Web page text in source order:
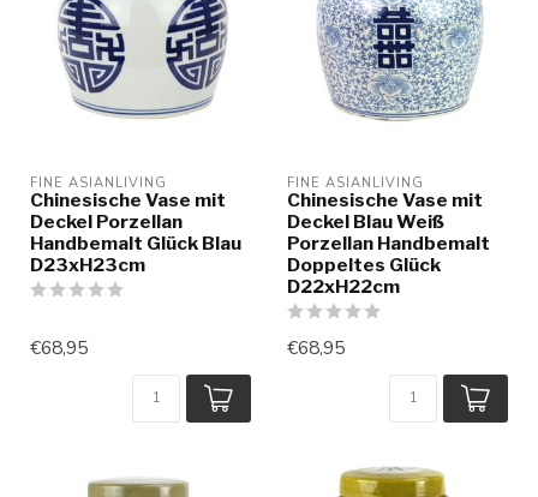
FINE ASIANLIVING
Chinesische Vase mit
Deckel Porzellan
Handbemalt Glück Blau
D23xH23cm
€68,95
FINE ASIANLIVING
Chinesische Vase mit
Deckel Blau Weiß
Porzellan Handbemalt
Doppeltes Glück
D22xH22cm
€68,95